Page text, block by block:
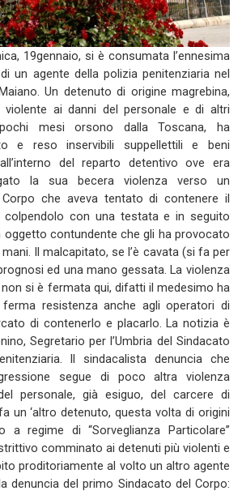
19gennaio, si è consumata l’ennesima
un agente della polizia penitenziaria nel
Un detenuto di origine magrebina,
ai danni del personale e di altri
mesi orsono dalla Toscana, ha
e reso inservibili suppellettili e beni
all’interno del reparto detentivo ove era
la sua becera violenza verso un
che aveva tentato di contenere il
colpendolo con una testata e in seguito
oggetto contundente che gli ha provocato
Il malcapitato, se l’è cavata (si fa per
ed una mano gessata. La violenza
si è fermata qui, difatti il medesimo ha
resistenza anche agli operatori di
di contenerlo e placarlo. La notizia è
Segretario per l’Umbria del Sindacato
Il sindacalista denuncia che
segue di poco altra violenza
personale, già esiguo, del carcere di
un ‘altro detenuto, questa volta di origini
a regime di “Sorveglianza Particolare”
comminato ai detenuti più violenti e
proditoriamente al volto un altro agente
denuncia del primo Sindacato del Corpo: